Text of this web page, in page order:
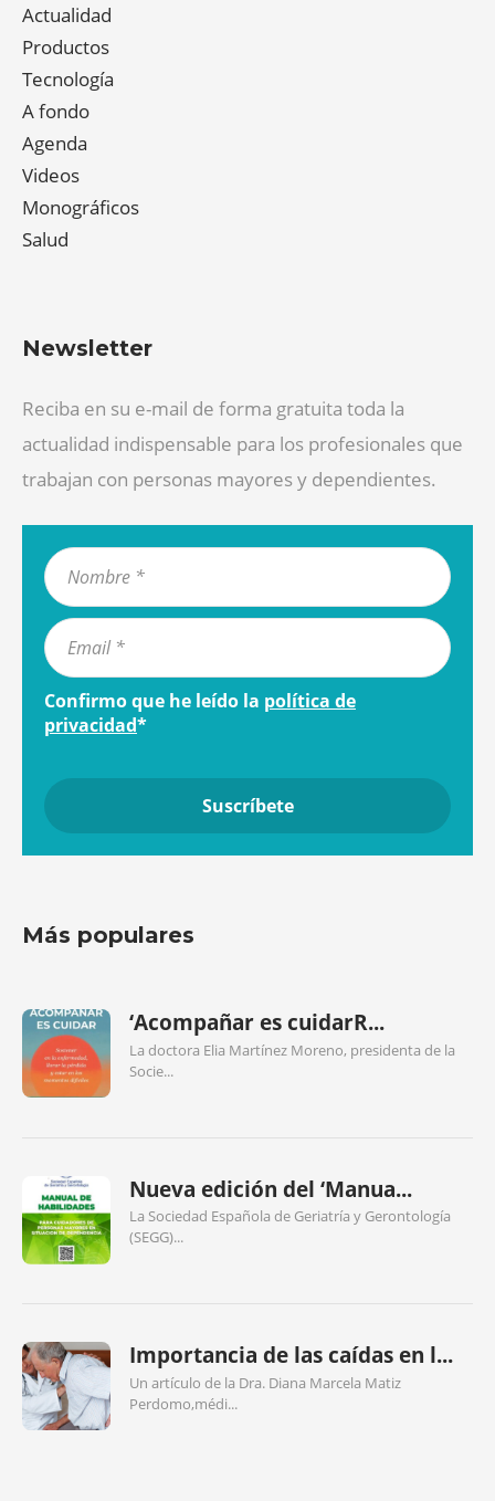
Actualidad
Productos
Tecnología
A fondo
Agenda
Videos
Monográficos
Salud
Newsletter
Reciba en su e-mail de forma gratuita toda la
actualidad indispensable para los profesionales que
trabajan con personas mayores y dependientes.
Confirmo que he leído la política de
privacidad*
Más populares
‘Acompañar es cuidarR...
La doctora Elia Martínez Moreno, presidenta de la
Socie...
Nueva edición del ‘Manua...
La Sociedad Española de Geriatría y Gerontología
(SEGG)...
Importancia de las caídas en l...
Un artículo de la Dra. Diana Marcela Matiz
Perdomo,médi...